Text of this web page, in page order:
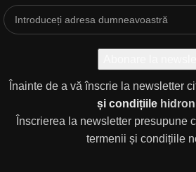
Înainte de a vă înscrie la newsletter
și condițiile
Înscrierea la newsletter presupune
termenii și condițiile